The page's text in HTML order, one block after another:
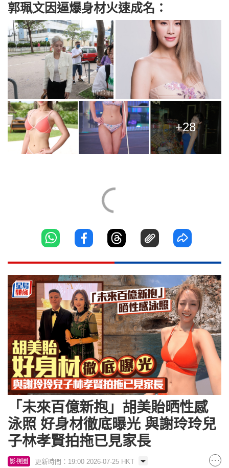
郭珮文因逼爆身材火速成名：
+28
「未來百億新抱」胡美貽晒性感
泳照 好身材徹底曝光 與謝玲玲兒
子林孝賢拍拖已見家長
影視圈 更新時間：19:00 2026-07-25 HKT